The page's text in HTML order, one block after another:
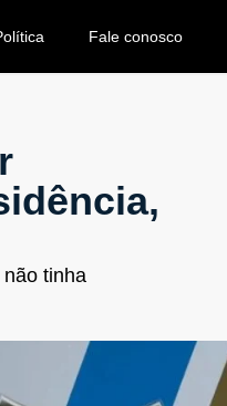
Fale conosco
tinha